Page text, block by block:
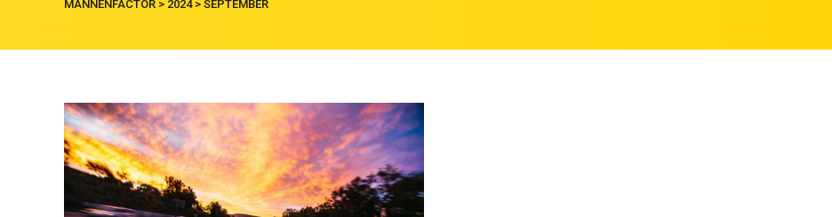
MANNENFACTOR > 2024> SEPTEMBER